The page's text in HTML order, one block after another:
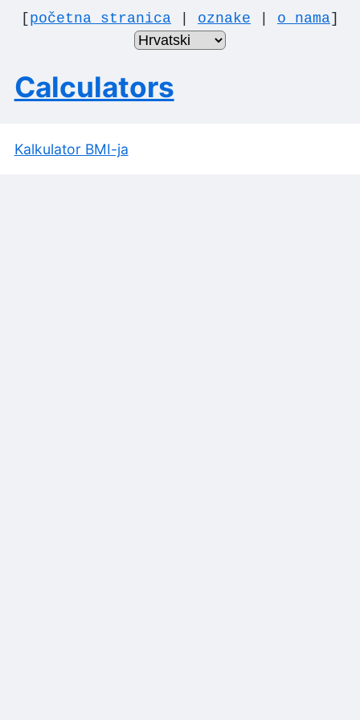
[početna stranica oznake o nama]
Calculators
Kalkulator BMI-ja